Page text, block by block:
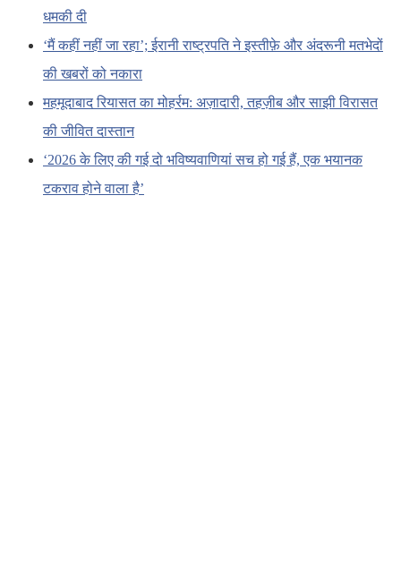
धमकी दी
‘मैं कहीं नहीं जा रहा’; ईरानी राष्ट्रपति ने इस्तीफ़े और अंदरूनी मतभेदों
की खबरों को नकारा
महमूदाबाद रियासत का मोहर्रम: अज़ादारी, तहज़ीब और साझी विरासत
की जीवित दास्तान
‘2026 के लिए की गई दो भविष्यवाणियां सच हो गई हैं, एक भयानक
टकराव होने वाला है’